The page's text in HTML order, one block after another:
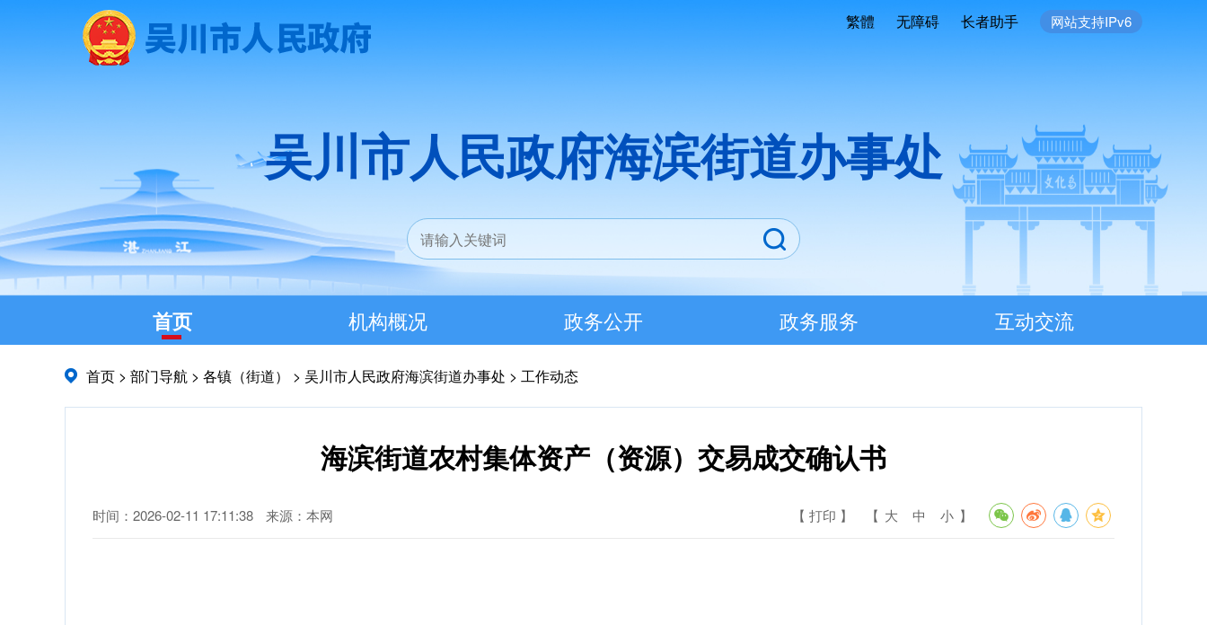
繁體 无障碍 长者助手 网站支持IPv6
吴川市人民政府海滨街道办事处
首页 机构概况 政务公开 政务服务 互动交流
首页 > 部门导航 > 各镇（街道） > 吴川市人民政府海滨街道办事处 > 工作动态
海滨街道农村集体资产（资源）交易成交确认书
时间：2026-02-11 17:11:38 来源：本网 【 打印 】 【 大 中 小 】